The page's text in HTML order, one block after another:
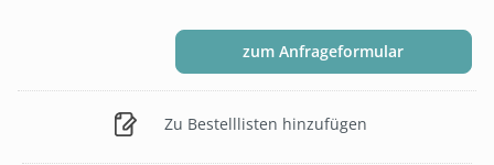
zum Anfrageformular
Zu Bestelllisten hinzufügen